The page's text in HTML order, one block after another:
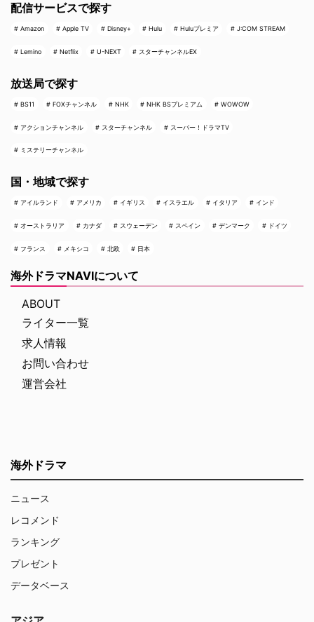
配信サービスで探す
Amazon Apple TV Disney+ Hulu Huluプレミア J:COM STREAM
Lemino Netflix U-NEXT スターチャンネルEX
放送局で探す
BS11 FOXチャンネル NHK NHK BSプレミアム WOWOW
アクションチャンネル スターチャンネル スーパー！ドラマTV
ミステリーチャンネル
国・地域で探す
アイルランド アメリカ イギリス イスラエル イタリア インド
オーストラリア カナダ スウェーデン スペイン デンマーク ドイツ
フランス メキシコ 北欧 日本
海外ドラマNAVIについて
ABOUT
ライター一覧
求人情報
お問い合わせ
運営会社
海外ドラマ
ニュース
レコメンド
ランキング
プレゼント
データベース